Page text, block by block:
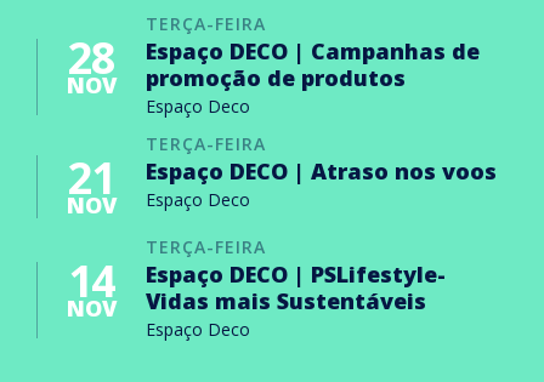
TERÇA-FEIRA
28
NOV
Espaço DECO | Campanhas de
promoção de produtos
Espaço Deco
TERÇA-FEIRA
21
NOV
Espaço DECO | Atraso nos voos
Espaço Deco
TERÇA-FEIRA
14
NOV
Espaço DECO | PSLifestyle-
Vidas mais Sustentáveis
Espaço Deco